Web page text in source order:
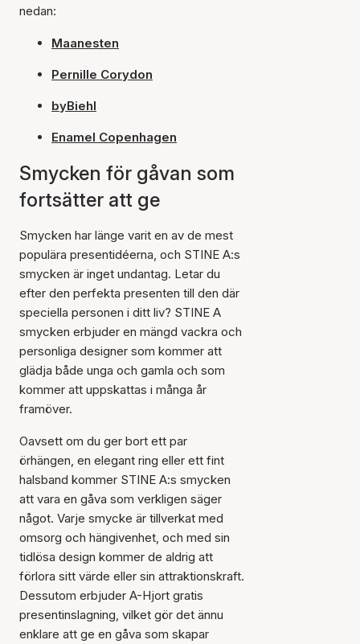
nedan:
Maanesten
Pernille Corydon
byBiehl
Enamel Copenhagen
Smycken för gåvan som
fortsätter att ge
Smycken har länge varit en av de mest
populära presentidéerna, och STINE A:s
smycken är inget undantag. Letar du
efter den perfekta presenten till den där
speciella personen i ditt liv? STINE A
smycken erbjuder en mängd vackra och
personliga designer som kommer att
glädja både unga och gamla och som
kommer att uppskattas i många år
framöver.
Oavsett om du ger bort ett par
örhängen, en elegant ring eller ett fint
halsband kommer STINE A:s smycken
att vara en gåva som verkligen säger
något. Varje smycke är tillverkat med
omsorg och hängivenhet, och med sin
tidlösa design kommer de aldrig att
förlora sitt värde eller sin attraktionskraft.
Dessutom erbjuder A-Hjort gratis
presentinslagning, vilket gör det ännu
enklare att ge en gåva som skapar